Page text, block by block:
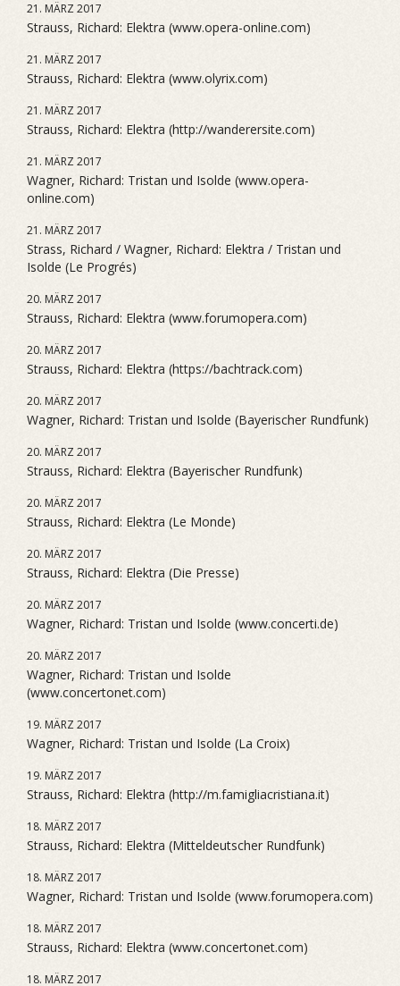
21. MÄRZ 2017
Strauss, Richard: Elektra (www.opera-online.com)
21. MÄRZ 2017
Strauss, Richard: Elektra (www.olyrix.com)
21. MÄRZ 2017
Strauss, Richard: Elektra (http://wanderersite.com)
21. MÄRZ 2017
Wagner, Richard: Tristan und Isolde (www.opera-
online.com)
21. MÄRZ 2017
Strass, Richard / Wagner, Richard: Elektra / Tristan und
Isolde (Le Progrés)
20. MÄRZ 2017
Strauss, Richard: Elektra (www.forumopera.com)
20. MÄRZ 2017
Strauss, Richard: Elektra (https://bachtrack.com)
20. MÄRZ 2017
Wagner, Richard: Tristan und Isolde (Bayerischer Rundfunk)
20. MÄRZ 2017
Strauss, Richard: Elektra (Bayerischer Rundfunk)
20. MÄRZ 2017
Strauss, Richard: Elektra (Le Monde)
20. MÄRZ 2017
Strauss, Richard: Elektra (Die Presse)
20. MÄRZ 2017
Wagner, Richard: Tristan und Isolde (www.concerti.de)
20. MÄRZ 2017
Wagner, Richard: Tristan und Isolde
(www.concertonet.com)
19. MÄRZ 2017
Wagner, Richard: Tristan und Isolde (La Croix)
19. MÄRZ 2017
Strauss, Richard: Elektra (http://m.famigliacristiana.it)
18. MÄRZ 2017
Strauss, Richard: Elektra (Mitteldeutscher Rundfunk)
18. MÄRZ 2017
Wagner, Richard: Tristan und Isolde (www.forumopera.com)
18. MÄRZ 2017
Strauss, Richard: Elektra (www.concertonet.com)
18. MÄRZ 2017